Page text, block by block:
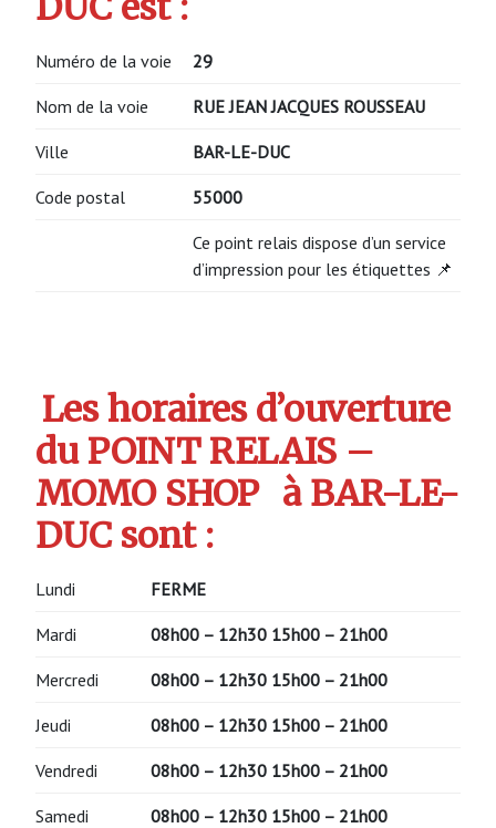
Numéro de la voie 29
Nom de la voie RUE JEAN JACQUES ROUSSEAU
Ville BAR-LE-DUC
Code postal 55000
Ce point relais dispose d’un service
d’impression pour les étiquettes 📌
Les horaires d’ouverture
du POINT RELAIS –
MOMO SHOP à BAR-LE-
DUC sont :
Lundi FERME
Mardi 08h00 – 12h30 15h00 – 21h00
Mercredi 08h00 – 12h30 15h00 – 21h00
Jeudi 08h00 – 12h30 15h00 – 21h00
Vendredi 08h00 – 12h30 15h00 – 21h00
Samedi 08h00 – 12h30 15h00 – 21h00